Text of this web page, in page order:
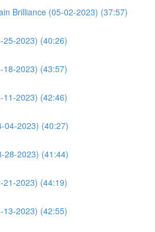
Brilliance (05-02-2023) (37:57)
25-2023) (40:26)
18-2023) (43:57)
11-2023) (42:46)
04-2023) (40:27)
28-2023) (41:44)
21-2023) (44:19)
13-2023) (42:55)